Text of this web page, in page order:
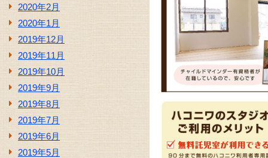
2020年2月
2020年1月
2019年12月
2019年11月
2019年10月
2019年9月
2019年8月
2019年7月
2019年6月
2019年5月